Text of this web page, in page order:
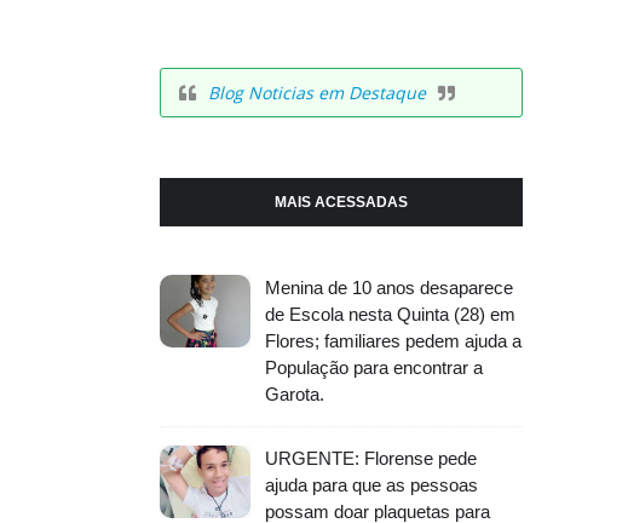
Blog Noticias em Destaque
MAIS ACESSADAS
Menina de 10 anos desaparece
de Escola nesta Quinta (28) em
Flores; familiares pedem ajuda a
População para encontrar a
Garota.
URGENTE: Florense pede
ajuda para que as pessoas
possam doar plaquetas para